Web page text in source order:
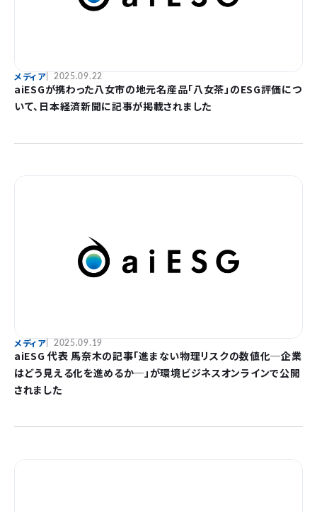
メディア 2025.09.22
aiESGが携わった八女市の地元名産品「八女茶」のESG評価につ
いて、日本経済新聞に記事が掲載されました
メディア 2025.09.19
aiESG 代表 馬奈木の記事「進まない物理リスクの数値化─企業
はどう見える化を進めるか─」が環境ビジネスオンラインで公開
されました